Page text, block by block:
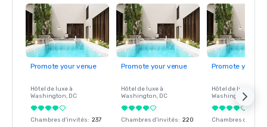
Promote your venue
Hôtel de luxe à
Washington, DC
Chambres d'invités: 237
Promote your venue
Hôtel de luxe à
Washington, DC
Chambres d'invités: 220
Promote your
Hôtel de luxe à
Washington
Chambres